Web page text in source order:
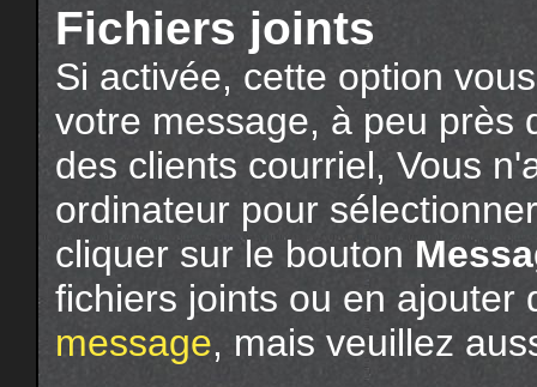
Fichiers joints
Si activée, cette option
votre message, à peu près
des clients courriel, Vous
ordinateur pour
cliquer sur le bouton
fichiers joints ou en ajouter
message, mais veuillez